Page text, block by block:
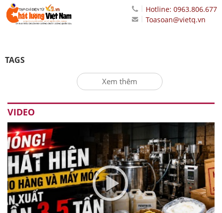
Hotline: 0963.806.677
Toasoan@vietq.vn
TAGS
Xem thêm
VIDEO